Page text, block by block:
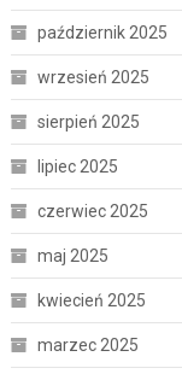
październik 2025
wrzesień 2025
sierpień 2025
lipiec 2025
czerwiec 2025
maj 2025
kwiecień 2025
marzec 2025